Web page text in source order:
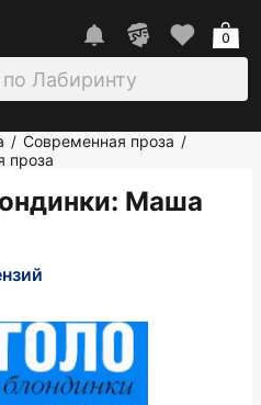
0
/ Современная проза /
проза
: Маша